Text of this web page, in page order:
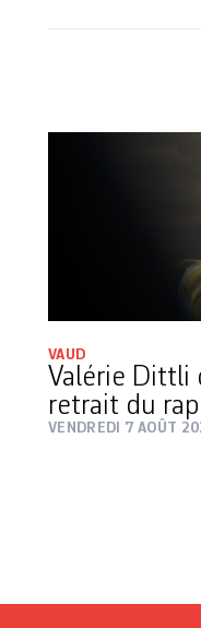
VAUD
Valérie Dittli
retrait du
VENDREDI 7 AOÛT